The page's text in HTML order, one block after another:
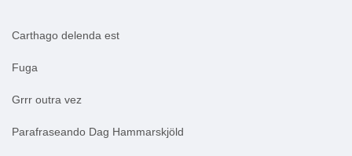
Carthago delenda est
Fuga
Grrr outra vez
Parafraseando Dag Hammarskjöld